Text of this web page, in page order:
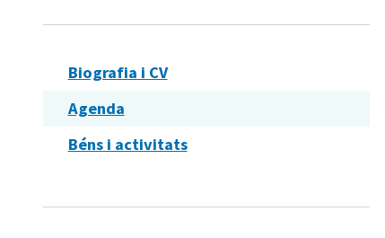
Biografia i CV
Agenda
Béns i activitats